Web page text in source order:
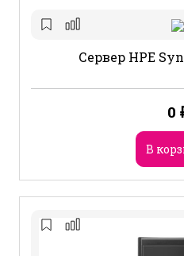
Сервер HPE
0
В